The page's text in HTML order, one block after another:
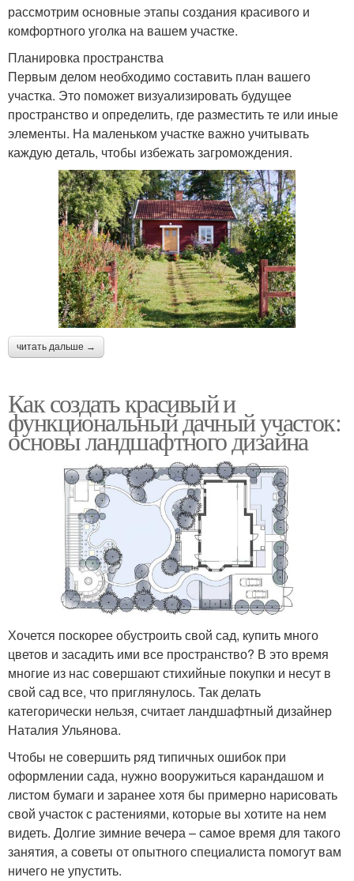
рассмотрим основные этапы создания красивого и
комфортного уголка на вашем участке.
Планировка пространства
Первым делом необходимо составить план вашего
участка. Это поможет визуализировать будущее
пространство и определить, где разместить те или иные
элементы. На маленьком участке важно учитывать
каждую деталь, чтобы избежать загромождения.
читать дальше →
Как создать красивый и
функциональный дачный участок:
основы ландшафтного дизайна
Хочется поскорее обустроить свой сад, купить много
цветов и засадить ими все пространство? В это время
многие из нас совершают стихийные покупки и несут в
свой сад все, что приглянулось. Так делать
категорически нельзя, считает ландшафтный дизайнер
Наталия Ульянова.
Чтобы не совершить ряд типичных ошибок при
оформлении сада, нужно вооружиться карандашом и
листом бумаги и заранее хотя бы примерно нарисовать
свой участок с растениями, которые вы хотите на нем
видеть. Долгие зимние вечера – самое время для такого
занятия, а советы от опытного специалиста помогут вам
ничего не упустить.